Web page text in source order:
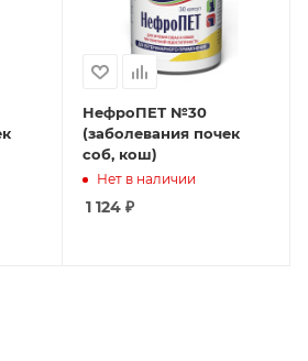
НефроПЕТ №30
(заболевания почек
соб, кош)
Нет в наличии
1 124₽